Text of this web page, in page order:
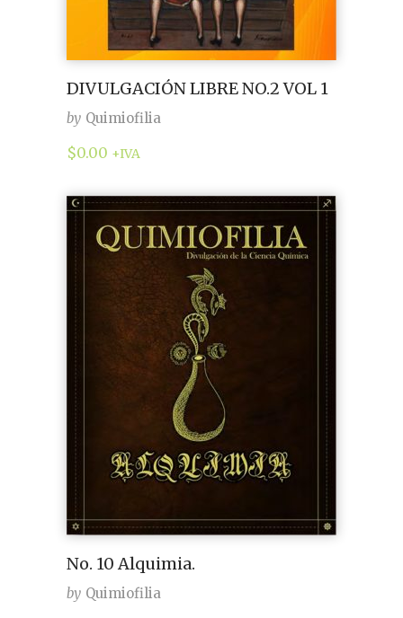
DIVULGACIÓN LIBRE NO.2 VOL 1
by Quimiofilia
$0.00 +IVA
No. 10 Alquimia.
by Quimiofilia